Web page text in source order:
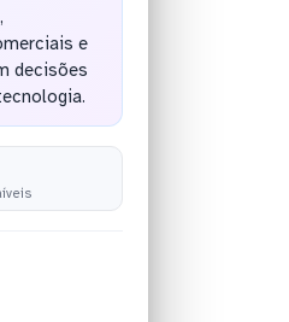
e
decisões